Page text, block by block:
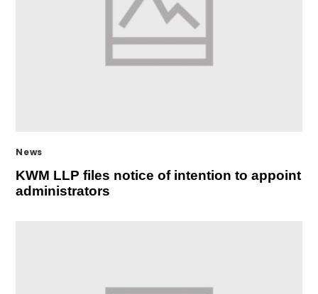
News
KWM LLP files notice of intention to appoint
administrators